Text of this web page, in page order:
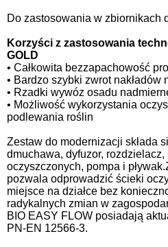
Do zastosowania w zbiornikach
Korzyści z zastosowania
GOLD
• Całkowita bezzapachowość
• Bardzo szybki zwrot
• Rzadki wywóz osadu
• Możliwość wykorzystania
podlewania roślin
Zestaw do modernizacji składa
dmuchawa, dyfuzor,
oczyszczonych, pompa i
pozwala odprowadzić ścieki
miejsce na działce bez
radykalnych zmian w
BIO EASY FLOW posiadają
PN-EN 12566-3.